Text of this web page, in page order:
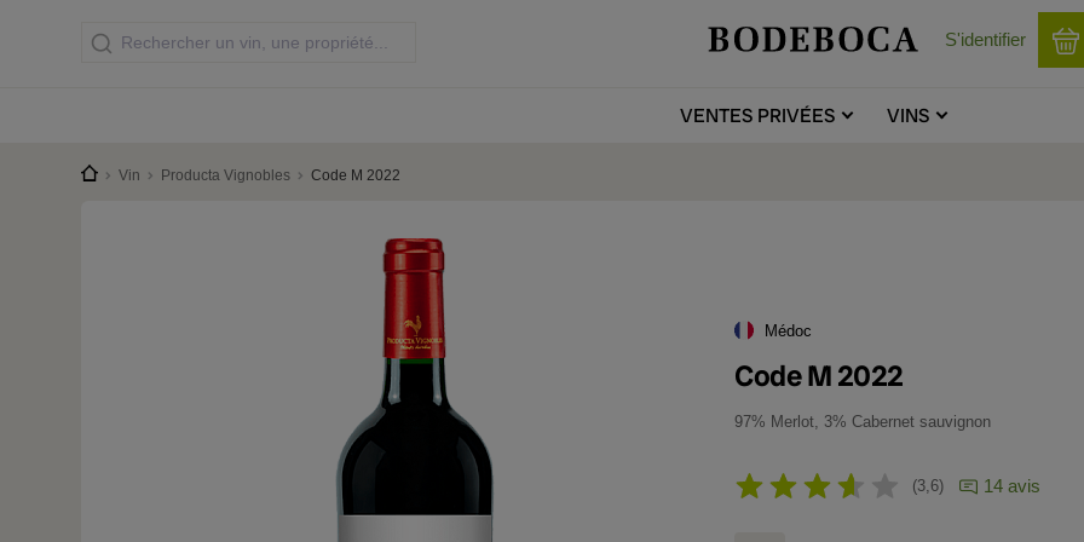
S'identifier
VENTES PRIVÉES VINS
Vin Producta Vignobles Code M 2022
Médoc
Code M 2022
97% Merlot, 3% Cabernet sauvignon
3,6 14 avis